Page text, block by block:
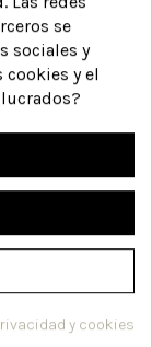
se
sociales y
cookies y el
y cookies